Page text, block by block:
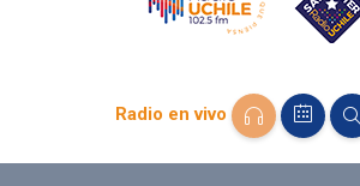
Radio en vivo